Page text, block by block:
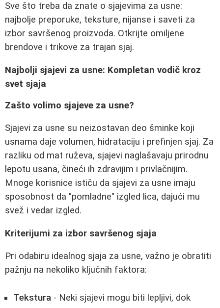
Sve što treba da znate o sjajevima za usne:
najbolje preporuke, teksture, nijanse i saveti za
izbor savršenog proizvoda. Otkrijte omiljene
brendove i trikove za trajan sjaj.
Najbolji sjajevi za usne: Kompletan vodič kroz
svet sjaja
Zašto volimo sjajeve za usne?
Sjajevi za usne su neizostavan deo šminke koji
usnama daje volumen, hidrataciju i prefinjen sjaj. Za
razliku od mat ruževa, sjajevi naglašavaju prirodnu
lepotu usana, čineći ih zdravijim i privlačnijim.
Mnoge korisnice ističu da sjajevi za usne imaju
sposobnost da "pomladne" izgled lica, dajući mu
svež i vedar izgled.
Kriterijumi za izbor savršenog sjaja
Pri odabiru idealnog sjaja za usne, važno je obratiti
pažnju na nekoliko ključnih faktora:
Tekstura - Neki sjajevi mogu biti lepljivi, dok